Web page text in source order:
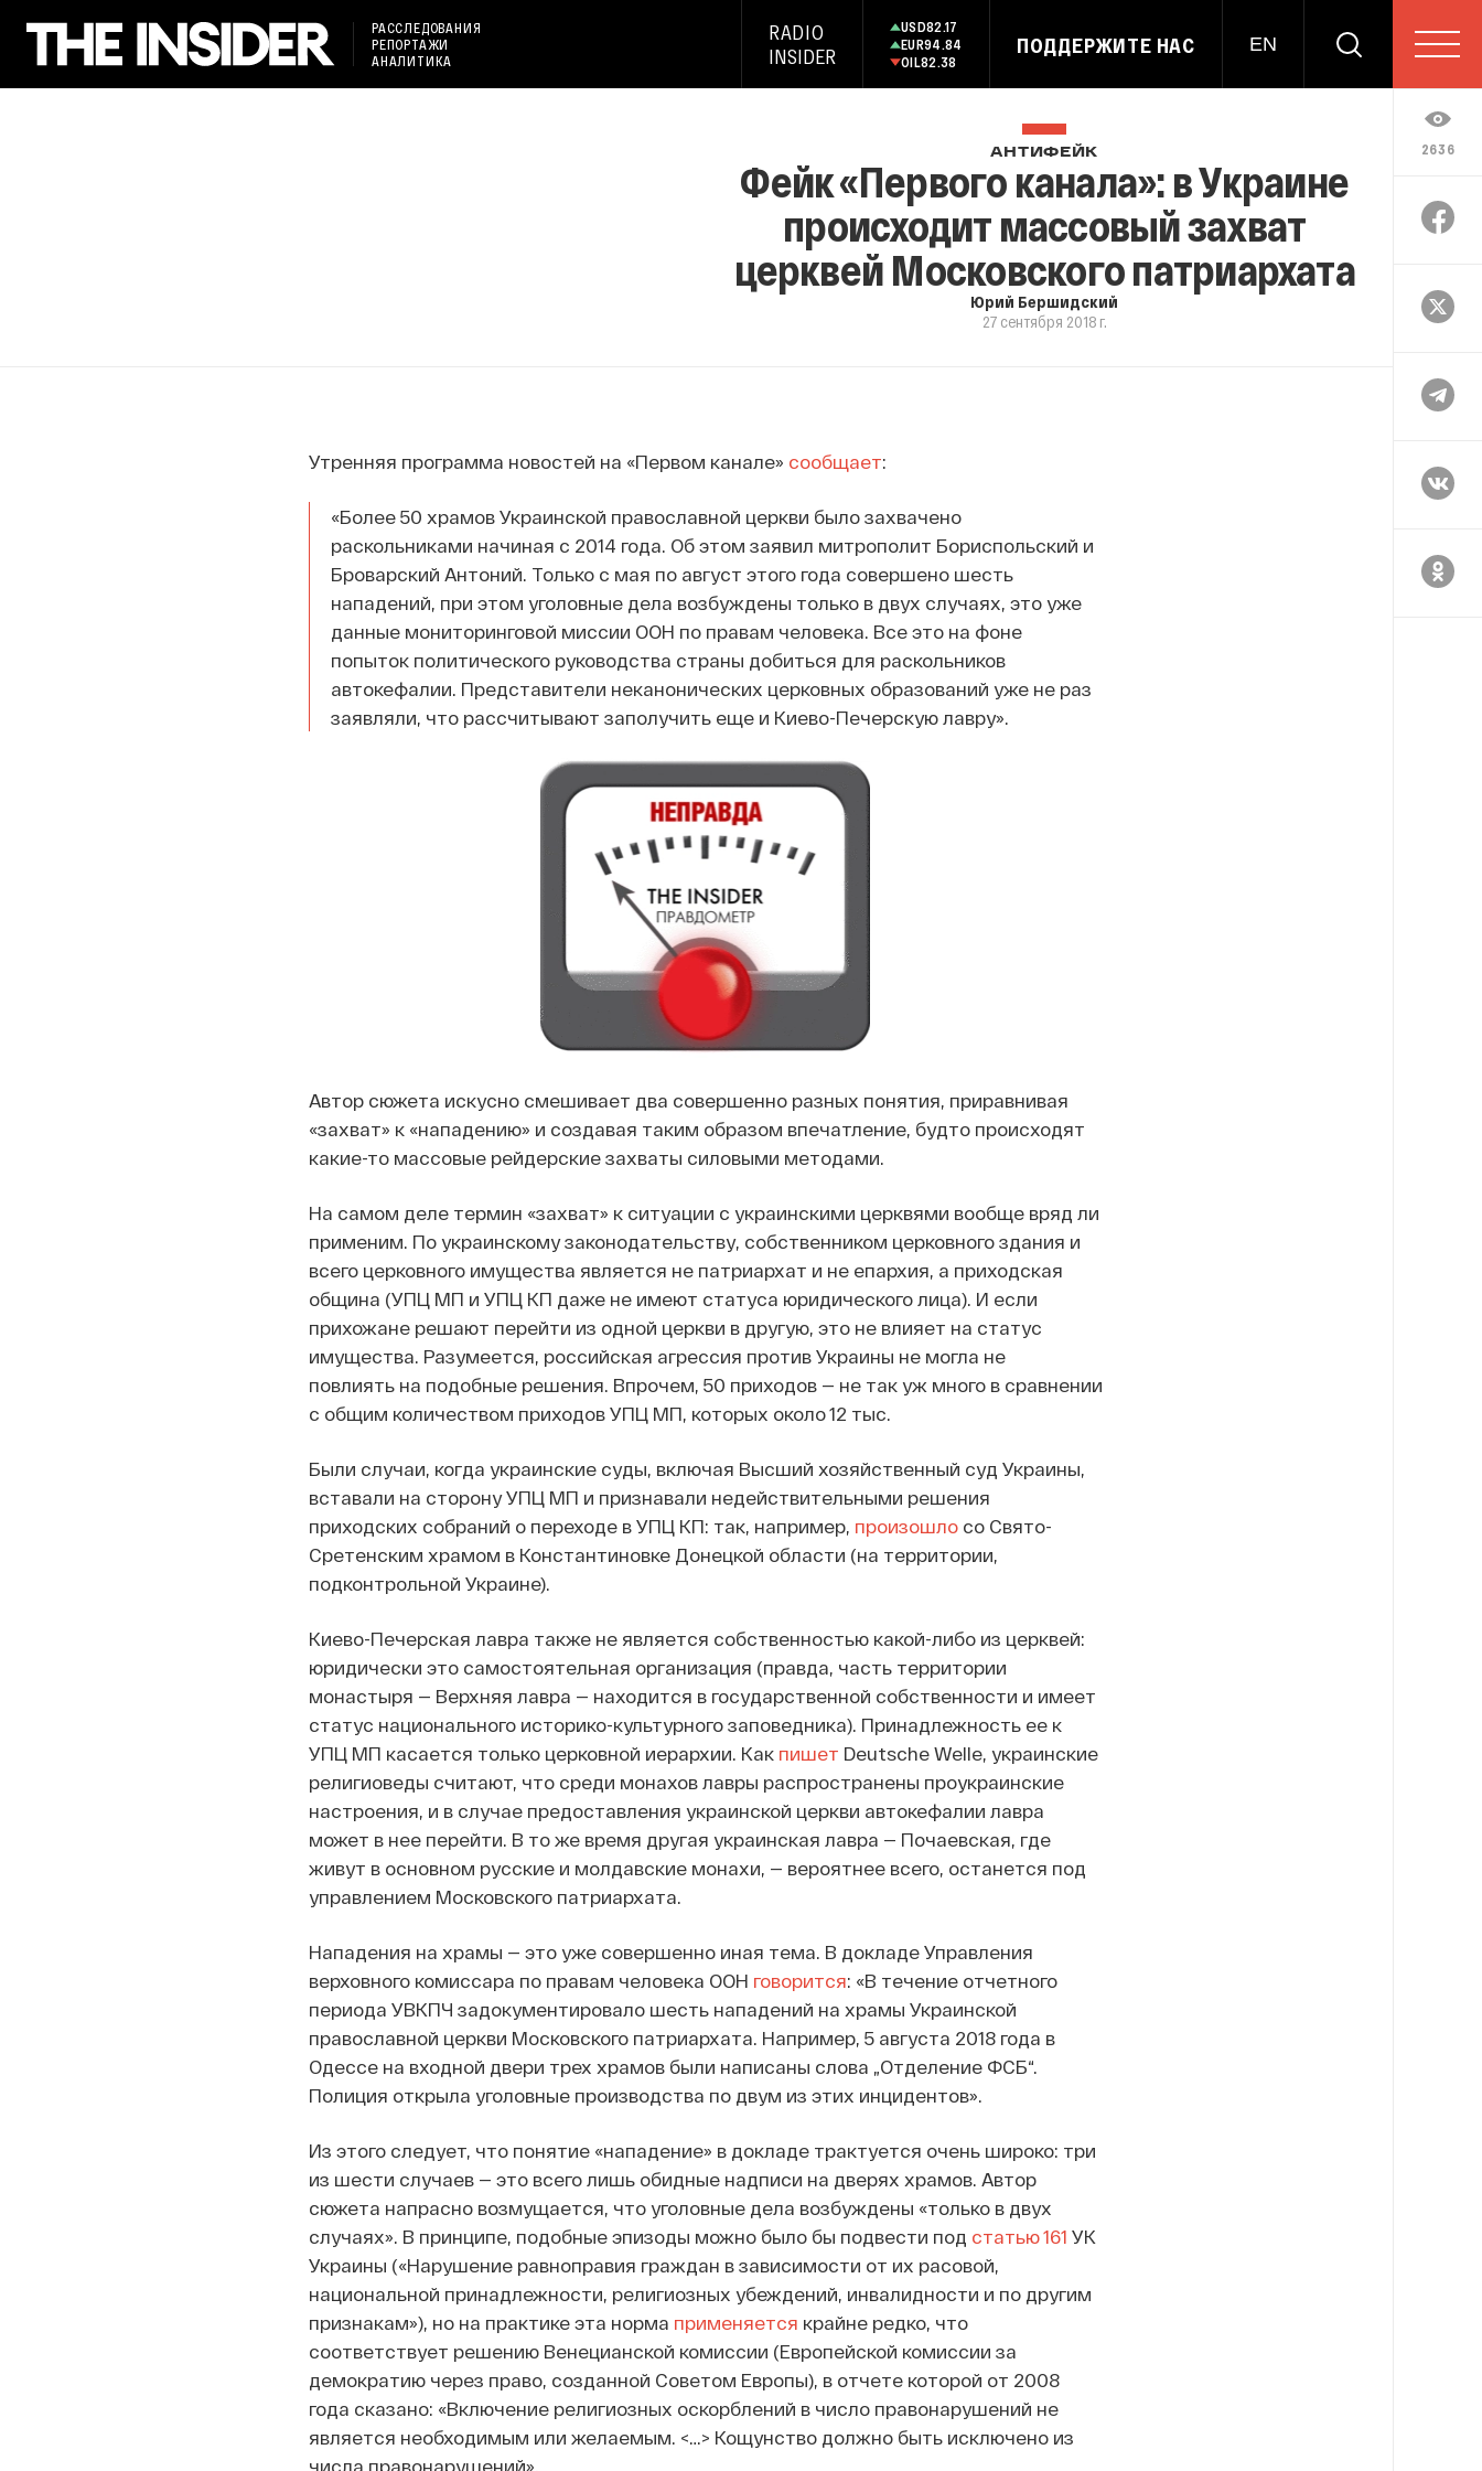
РАССЛЕДОВАНИЯ
РЕПОРТАЖИ
АНАЛИТИКА
RADIO
INSIDER
USD82.17
EUR94.84
OIL82.38
ПОДДЕРЖИТЕ НАС EN
2636
АНТИФЕЙК
Фейк «Первого канала»: в Украине
происходит массовый захват
церквей Московского патриархата
Юрий Бершидский
27 сентября 2018 г.
Утренняя программа новостей на «Первом канале» сообщает:
«Более 50 храмов Украинской православной церкви было захвачено
раскольниками начиная с 2014 года. Об этом заявил митрополит Бориспольский и
Броварский Антоний. Только с мая по август этого года совершено шесть
нападений, при этом уголовные дела возбуждены только в двух случаях, это уже
данные мониторинговой миссии ООН по правам человека. Все это на фоне
попыток политического руководства страны добиться для раскольников
автокефалии. Представители неканонических церковных образований уже не раз
заявляли, что рассчитывают заполучить еще и Киево-Печерскую лавру».
Автор сюжета искусно смешивает два совершенно разных понятия, приравнивая
«захват» к «нападению» и создавая таким образом впечатление, будто происходят
какие-то массовые рейдерские захваты силовыми методами.
На самом деле термин «захват» к ситуации с украинскими церквями вообще вряд ли
применим. По украинскому законодательству, собственником церковного здания и
всего церковного имущества является не патриархат и не епархия, а приходская
община (УПЦ МП и УПЦ КП даже не имеют статуса юридического лица). И если
прихожане решают перейти из одной церкви в другую, это не влияет на статус
имущества. Разумеется, российская агрессия против Украины не могла не
повлиять на подобные решения. Впрочем, 50 приходов — не так уж много в сравнении
с общим количеством приходов УПЦ МП, которых около 12 тыс.
Были случаи, когда украинские суды, включая Высший хозяйственный суд Украины,
вставали на сторону УПЦ МП и признавали недействительными решения
приходских собраний о переходе в УПЦ КП: так, например, произошлосо Свято-
Сретенским храмом в Константиновке Донецкой области (на территории,
подконтрольной Украине).
Киево-Печерская лавра также не является собственностью какой-либо из церквей:
юридически это самостоятельная организация (правда, часть территории
монастыря — Верхняя лавра — находится в государственной собственности и имеет
статус национального историко-культурного заповедника). Принадлежность ее к
УПЦ МП касается только церковной иерархии. Как пишет Deutsche Welle, украинские
религиоведы считают, что среди монахов лавры распространены проукраинские
настроения, и в случае предоставления украинской церкви автокефалии лавра
может в нее перейти. В то же время другая украинская лавра — Почаевская, где
живут в основном русские и молдавские монахи, — вероятнее всего, останется под
управлением Московского патриархата.
Нападения на храмы — это уже совершенно иная тема. В докладе Управления
верховного комиссара по правам человека ООН говорится: «В течение отчетного
периода УВКПЧ задокументировало шесть нападений на храмы Украинской
православной церкви Московского патриархата. Например, 5 августа 2018 года в
Одессе на входной двери трех храмов были написаны слова „Отделение ФСБ“.
Полиция открыла уголовные производства по двум из этих инцидентов».
Из этого следует, что понятие «нападение» в докладе трактуется очень широко: три
из шести случаев — это всего лишь обидные надписи на дверях храмов. Автор
сюжета напрасно возмущается, что уголовные дела возбуждены «только в двух
случаях». В принципе, подобные эпизоды можно было бы подвести под статью 161 УК
Украины («Нарушение равноправия граждан в зависимости от их расовой,
национальной принадлежности, религиозных убеждений, инвалидности и по другим
признакам»), но на практике эта норма применяется крайне редко, что
соответствует решению Венецианской комиссии (Европейской комиссии за
демократию через право, созданной Советом Европы), в отчете которой от 2008
года сказано: «Включение религиозных оскорблений в число правонарушений не
является необходимым или желаемым. <…> Кощунство должно быть исключено из
числа правонарушений».